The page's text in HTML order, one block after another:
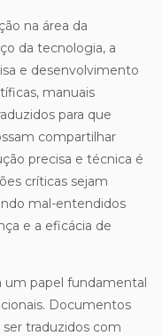
na área da
da tecnologia, a
e desenvolvimento
manuais
para que
compartilhar
precisa e técnica é
críticas sejam
mal-entendidos
e a eficácia de
um papel fundamental
Documentos
traduzidos com